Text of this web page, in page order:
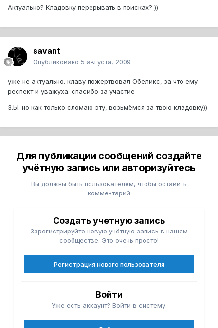
Актуально? Кладовку перерывать в поисках? ))
savant
Опубликовано 5 августа, 2009
уже не актуально. клаву пожертвовал Обеликс, за что ему
респект и уважуха. спасибо за участие
З.Ы. но как только сломаю эту, возьмёмся за твою кладовку))
Для публикации сообщений создайте
учётную запись или авторизуйтесь
Вы должны быть пользователем, чтобы оставить
комментарий
Создать учетную запись
Зарегистрируйте новую учётную запись в нашем
сообществе. Это очень просто!
Регистрация нового пользователя
Войти
Уже есть аккаунт? Войти в систему.